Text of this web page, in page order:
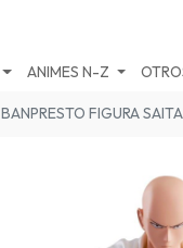
ANIMES N-Z
BANPRESTO FIGURA